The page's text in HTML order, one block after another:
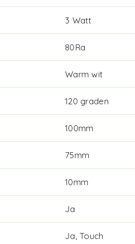
3 Watt
80Ra
Warm wit
120 graden
100mm
75mm
10mm
Ja
Ja, Touch